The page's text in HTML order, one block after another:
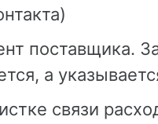
поставщика.
а
связи